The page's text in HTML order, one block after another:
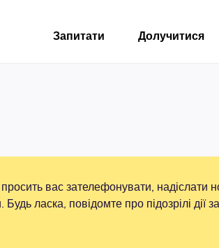
Запитати Долучитися
вас зателефонувати, надіслати
ласка, повідомте про підозрілі